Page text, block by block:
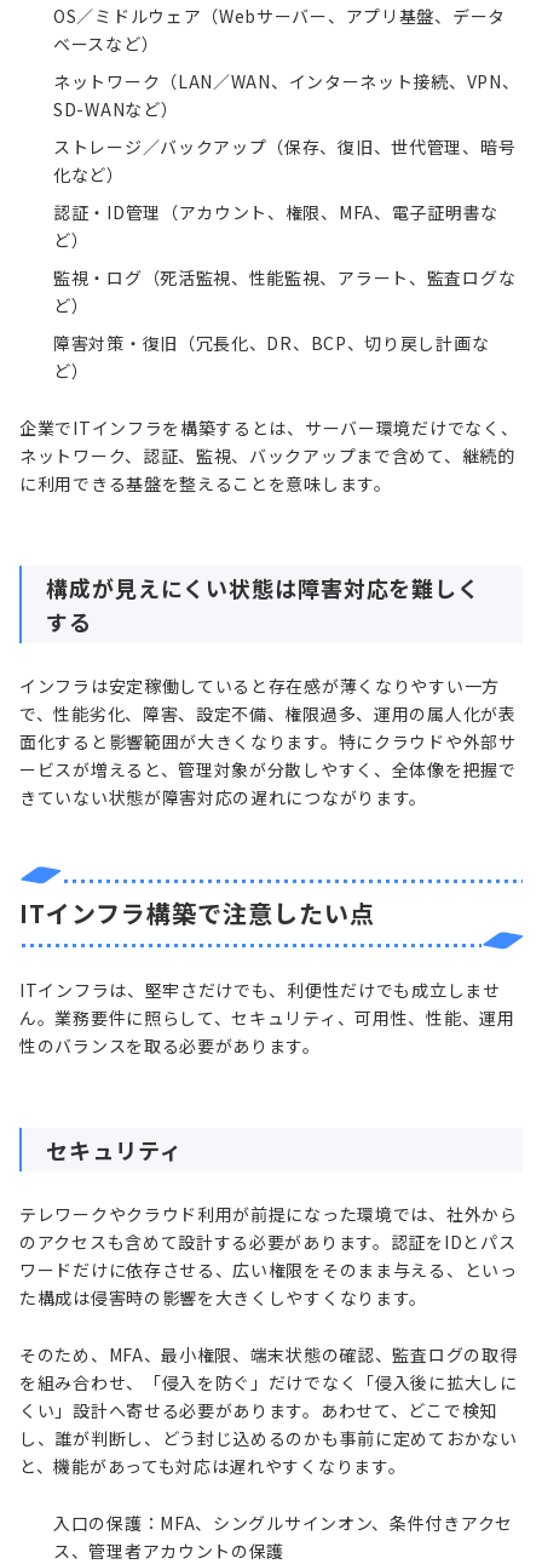
OS／ミドルウェア（Webサーバー、アプリ基盤、データ
ベースなど）
ネットワーク（LAN／WAN、インターネット接続、 VPN、
SD-WANなど）
ストレージ／バックアップ（保存、復旧、世代管理、暗号
化など）
認証・ID管理（アカウント、権限、MFA、 電子証明書な
ど）
監視・ログ（死活監視、性能監視、アラート、監査ログな
ど）
障害対策・復旧（冗長化、 DR、 BCP、切り戻し計画な
ど）
企業でITインフラを構築するとは、サーバー環境だけでなく、
ネットワーク、認証、監視、バックアップまで含めて、継続的
に利用できる基盤を整えることを意味します。
構成が見えにくい状態は障害対応を難しく
する
インフラは安定稼働していると存在感が薄くなりやすい一方
で、性能劣化、障害、設定不備、権限過多、運用の属人化が表
面化すると影響範囲が大きくなります。特にクラウドや外部サ
ービスが増えると、管理対象が分散しやすく、全体像を把握で
きていない状態が障害対応の遅れにつながります。
ITインフラ構築で注意したい点
ITインフラは、堅牢さだけでも、利便性だけでも成立しませ
ん。業務要件に照らして、セキュリティ、可用性、性能、運用
性のバランスを取る必要があります。
セキュリティ
テレワークやクラウド利用が前提になった環境では、社外から
のアクセスも含めて設計する必要があります。認証をIDとパス
ワードだけに依存させる、広い権限をそのまま与える、といっ
た構成は侵害時の影響を大きくしやすくなります。
そのため、MFA、最小権限、端末状態の確認、監査ログの取得
を組み合わせ、「侵入を防ぐ」だけでなく「侵入後に拡大しに
くい」設計へ寄せる必要があります。あわせて、どこで検知
し、誰が判断し、どう封じ込めるのかも事前に定めておかない
と、機能があっても対応は遅れやすくなります。
入口の保護：MFA、 シングルサインオン、条件付きアクセ
ス、管理者アカウントの保護